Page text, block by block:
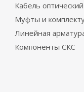
Кабель оптический
Муфты и
Линейная
Компоненты СКС